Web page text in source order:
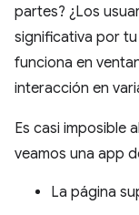
partes? ¿Los
significativa por
funciona en
interacción en
Es casi imposible
veamos una app
La página